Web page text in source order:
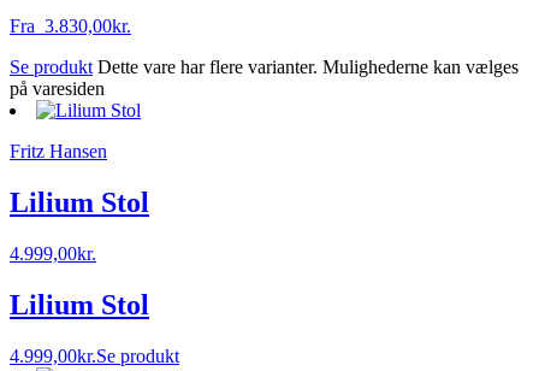
Fra 3.830,00kr.
Se produkt Dette vare har flere varianter. Mulighederne kan vælges
på varesiden
Fritz Hansen
Lilium Stol
4.999,00kr.
Lilium Stol
4.999,00kr.Se produkt